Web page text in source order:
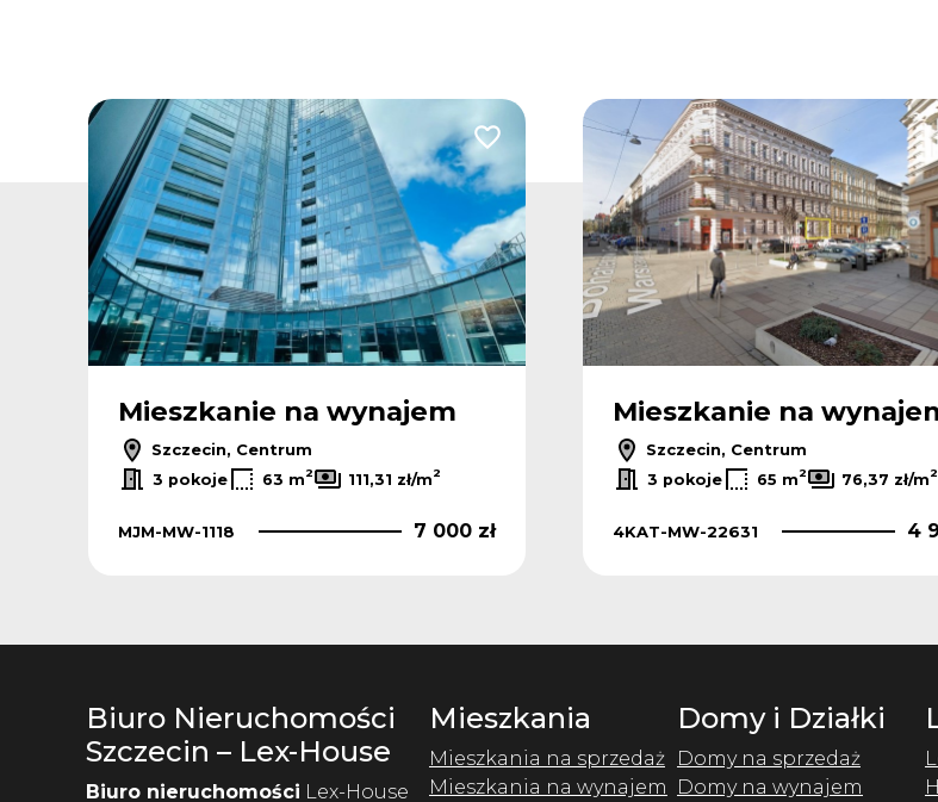
Dodaj do ulubionych
Mieszkanie na wynajem
Szczecin, Centrum
3 pokoje 63 m2 111,31 zł/m2
MJM-MW-1118 7 000 zł
Mieszkanie na
Szczecin, Centrum
3 pokoje 65 m2 76,37 zł/m2
4KAT-MW-22631 4
Biuro Nieruchomości
Szczecin – Lex-House
Biuro nieruchomości Lex-House
Mieszkania
Mieszkania na sprzedaż
Mieszkania na wynajem
Domy i Działki
Domy na sprzedaż
Domy na wynajem